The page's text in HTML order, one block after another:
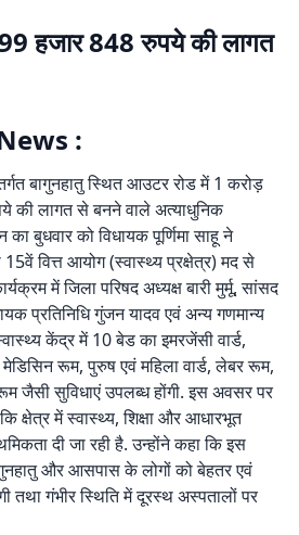
हजार 848 रुपये की लागत
:
बागुनहातु स्थित आउटर रोड में 1 करोड़
की लागत से बनने वाले अत्याधुनिक
बुधवार को विधायक पूर्णिमा साहू ने
वित्त आयोग (स्वास्थ्य प्रक्षेत्र) मद से
में जिला परिषद अध्यक्ष बारी मुर्मू, सांसद
प्रतिनिधि गुंजन यादव एवं अन्य गणमान्य
केंद्र में 10 बेड का इमरजेंसी वार्ड,
रूम, पुरुष एवं महिला वार्ड, लेबर रूम,
जैसी सुविधाएं उपलब्ध होंगी. इस अवसर पर
क्षेत्र में स्वास्थ्य, शिक्षा और आधारभूत
दी जा रही है. उन्होंने कहा कि इस
और आसपास के लोगों को बेहतर एवं
तथा गंभीर स्थिति में दूरस्थ अस्पतालों पर